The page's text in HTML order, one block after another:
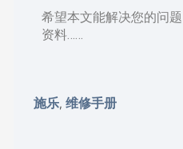
希望本文能解决您的问
资料……
施乐,维修手册